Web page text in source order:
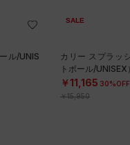
ル/UNIS
SALE
カリー スプラッ
トボール/UNISEX）
￥11,165 30%OFF
￥15,950